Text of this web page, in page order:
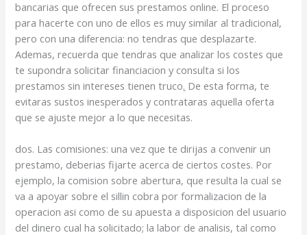
bancarias que ofrecen sus prestamos online. El proceso
para hacerte con uno de ellos es muy similar al tradicional,
pero con una diferencia: no tendras que desplazarte.
Ademas, recuerda que tendras que analizar los costes que
te supondra solicitar financiacion y consulta si los
prestamos sin intereses tienen truco. De esta forma, te
evitaras sustos inesperados y contrataras aquella oferta
que se ajuste mejor a lo que necesitas.
dos. Las comisiones: una vez que te dirijas a convenir un
prestamo, deberias fijarte acerca de ciertos costes. Por
ejemplo, la comision sobre abertura, que resulta la cual se
va a apoyar sobre el silli­n cobra por formalizacion de la
operacion asi­ como de su apuesta a disposicion del usuario
del dinero cual ha solicitado; la labor de analisis, tal como